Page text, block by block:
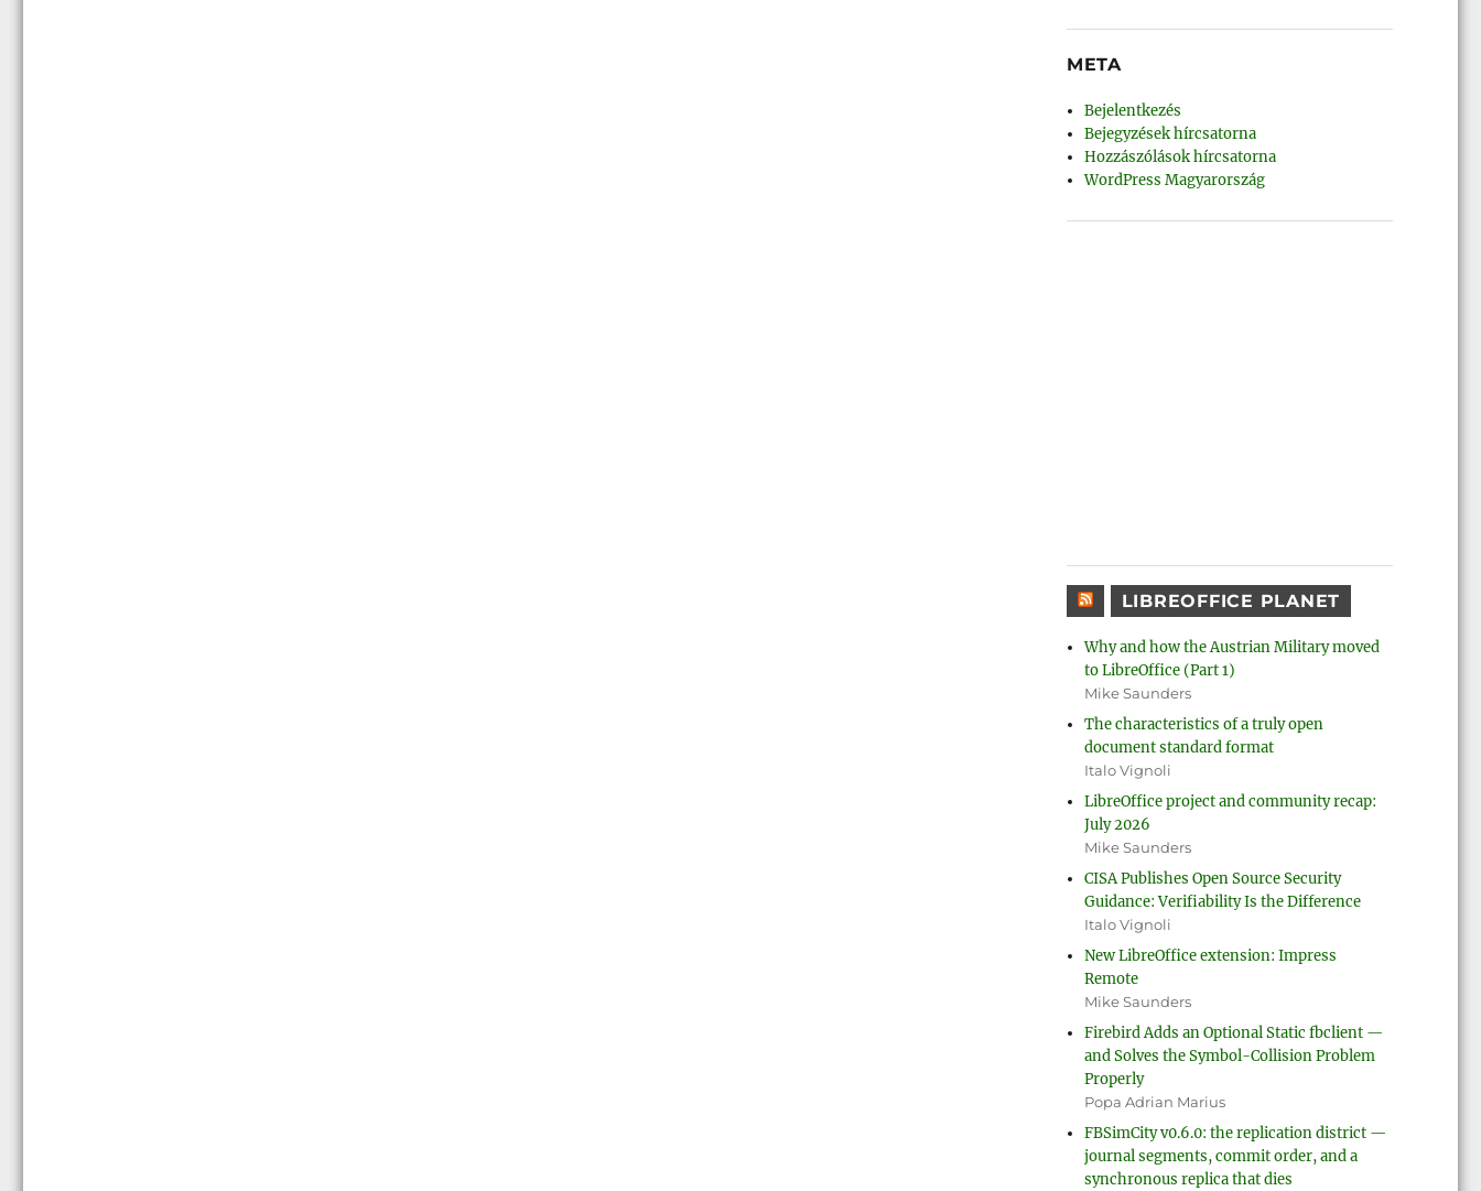
META
Bejelentkezés
Bejegyzések hírcsatorna
Hozzászólások hírcsatorna
WordPress Magyarország
LIBREOFFICE PLANET
Why and how the Austrian Military moved
to LibreOffice (Part 1)
Mike Saunders
The characteristics of a truly open
document standard format
Italo Vignoli
LibreOffice project and community recap:
July 2026
Mike Saunders
CISA Publishes Open Source Security
Guidance: Verifiability Is the Difference
Italo Vignoli
New LibreOffice extension: Impress
Remote
Mike Saunders
Firebird Adds an Optional Static fbclient —
and Solves the Symbol-Collision Problem
Properly
Popa Adrian Marius
FBSimCity v0.6.0: the replication district —
journal segments, commit order, and a
synchronous replica that dies